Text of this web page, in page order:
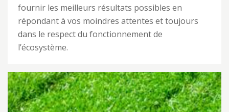
fournir les meilleurs résultats possibles en
répondant à vos moindres attentes et toujours
dans le respect du fonctionnement de
l’écosystème.